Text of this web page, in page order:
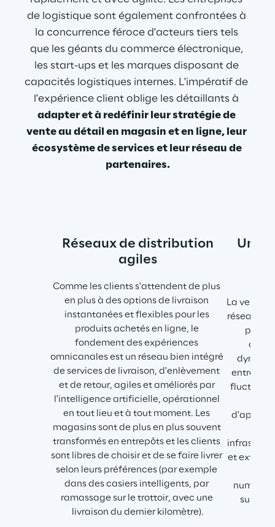
de logistique sont également confrontées à
la concurrence féroce d'acteurs tiers tels
que les géants du commerce électronique,
les start-ups et les marques disposant de
capacités logistiques internes. L'impératif de
l'expérience client oblige les détaillants à
adapter et à redéfinir leur stratégie de
vente au détail en magasin et en ligne, leur
écosystème de services et leur réseau de
partenaires.
Réseaux de distribution
agiles
Comme les clients s'attendent de plus
en plus à des options de livraison
instantanées et flexibles pour les
produits achetés en ligne, le
fondement des expériences
omnicanales est un réseau bien intégré
de services de livraison, d'enlèvement
et de retour, agiles et améliorés par
l'intelligence artificielle, opérationnel
en tout lieu et à tout moment. Les
magasins sont de plus en plus souvent
transformés en entrepôts et les clients
sont libres de choisir et de se faire livrer
selon leurs préférences (par exemple
dans des casiers intelligents, par
ramassage sur le trottoir, avec une
livraison du dernier kilomètre).
Une
La vente
réseau et
et